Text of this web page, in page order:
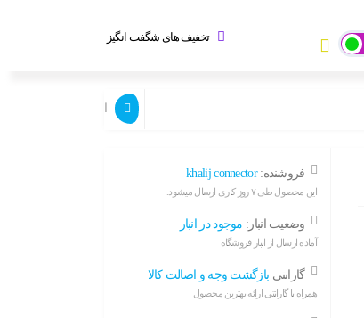
تخفیف های شگفت انگیز
فروشنده:khalij connector
این محصول طی ۷ روز کاری ارسال میشود.
وضعیت انبار: موجود در انبار
آماده ارسال از انبار فروشگاه
گارانتی بازگشت وجه و اصالت کالا
همراه با گارانتی ارائه بهترین محصول